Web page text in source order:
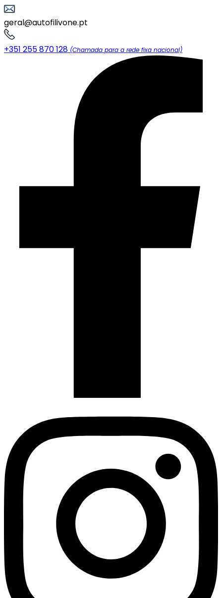
geral@autofilivone.pt
+351 255 870 128 (Chamada para a rede fixa nacional)